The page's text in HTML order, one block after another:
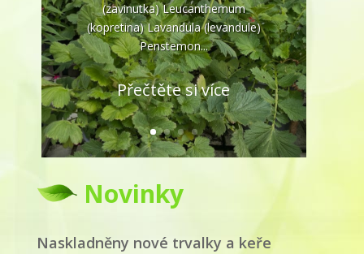
(zavinutka) Leucanthemum
(kopretina) Lavandula (levandule)
Penstemon...
Přečtěte si více
Novinky
Naskladněny nové trvalky a keře